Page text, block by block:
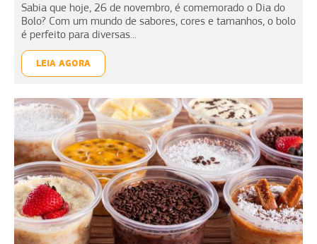
Sabia que hoje, 26 de novembro, é comemorado o Dia do
Bolo? Com um mundo de sabores, cores e tamanhos, o bolo
é perfeito para diversas...
LEIA AGORA